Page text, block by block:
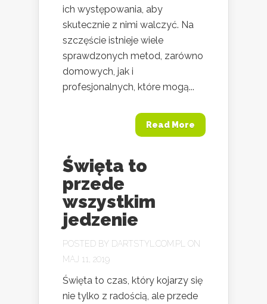
ich występowania, aby
skutecznie z nimi walczyć. Na
szczęście istnieje wiele
sprawdzonych metod, zarówno
domowych, jak i
profesjonalnych, które mogą...
Read More
Święta to
przede
wszystkim
jedzenie
POSTED BY DARTSTYL.COM.PL
ON
MAJ 11, 2019
Święta to czas, który kojarzy się
nie tylko z radością, ale przede